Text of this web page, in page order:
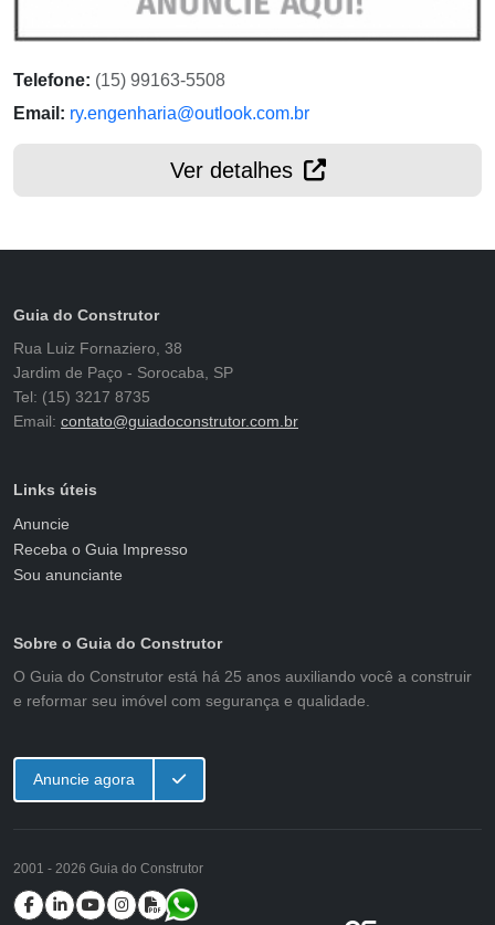
Telefone: (15) 99163-5508
Email: ry.engenharia@outlook.com.br
Ver detalhes
Guia do Construtor
Rua Luiz Fornaziero, 38
Jardim de Paço - Sorocaba, SP
Tel: (15) 3217 8735
Email: contato@guiadoconstrutor.com.br
Links úteis
Anuncie
Receba o Guia Impresso
Sou anunciante
Sobre o Guia do Construtor
O Guia do Construtor está há 25 anos auxiliando você a construir
e reformar seu imóvel com segurança e qualidade.
Anuncie agora
2001 - 2026 Guia do Construtor